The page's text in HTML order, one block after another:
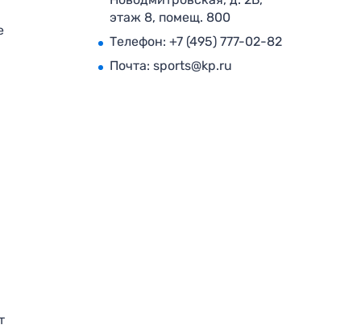
этаж 8, помещ. 800
Телефон: +7 (495) 777-02-82
Почта: sports@kp.ru